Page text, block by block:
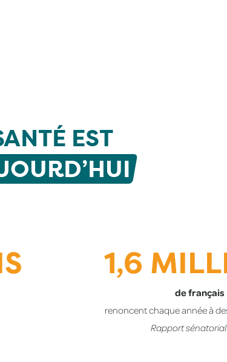
EST
1,6
de français
renoncent chaque année à
Rapport